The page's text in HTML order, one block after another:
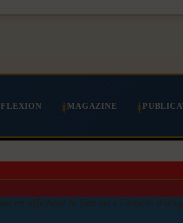
MAGAZINE
en affichant le lien vers l'article